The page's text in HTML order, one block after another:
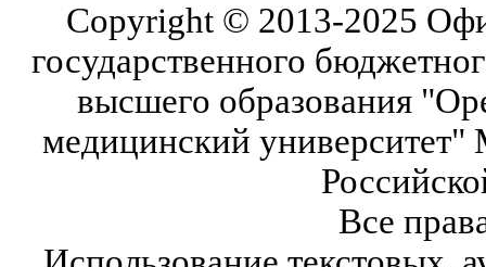
Copyright © 2013-2025
государственного
высшего образования
медицинский университет"
Все